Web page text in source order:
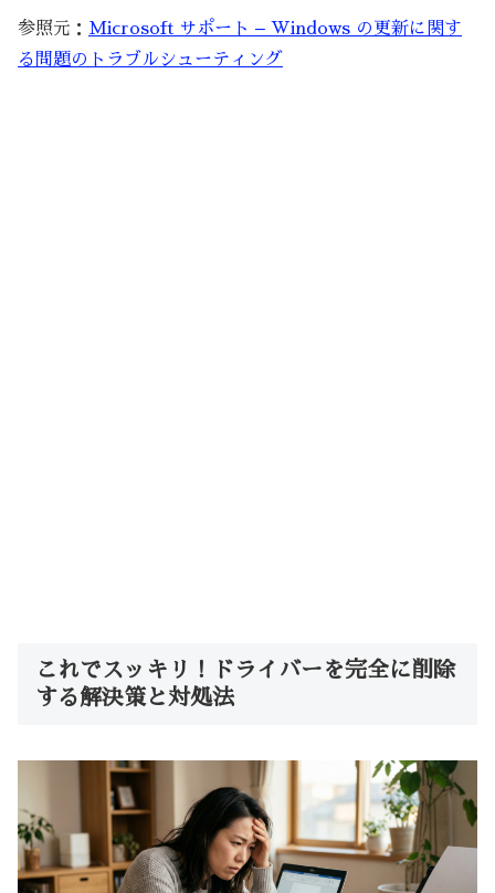
参照元：
Microsoft サポート – Windows の更新に関す
る問題のトラブルシューティング
これでスッキリ！ドライバーを完全に削除
する解決策と対処法